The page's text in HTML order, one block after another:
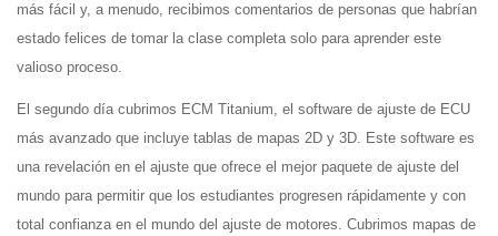
más fácil y, a menudo, recibimos comentarios de personas que habrían
estado felices de tomar la clase completa solo para aprender este
valioso proceso.
El segundo día cubrimos ECM Titanium, el software de ajuste de ECU
más avanzado que incluye tablas de mapas 2D y 3D. Este software es
una revelación en el ajuste que ofrece el mejor paquete de ajuste del
mundo para permitir que los estudiantes progresen rápidamente y con
total confianza en el mundo del ajuste de motores. Cubrimos mapas de